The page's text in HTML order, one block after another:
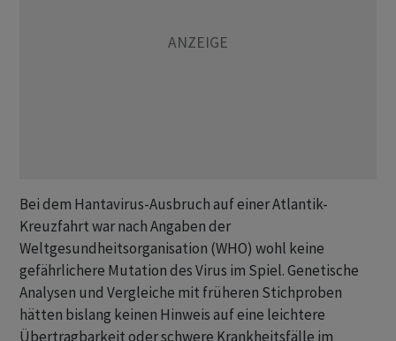
Bei dem Hantavirus-Ausbruch auf einer Atlantik-
Kreuzfahrt war nach Angaben der
Weltgesundheitsorganisation (WHO) wohl keine
gefährlichere Mutation des Virus im Spiel. Genetische
Analysen und Vergleiche mit früheren Stichproben
hätten bislang keinen Hinweis auf eine leichtere
Übertragbarkeit oder schwere Krankheitsfälle im